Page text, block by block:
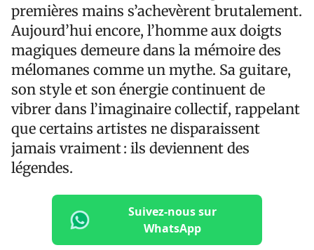
premières mains s’achevèrent brutalement.
Aujourd’hui encore, l’homme aux doigts
magiques demeure dans la mémoire des
mélomanes comme un mythe. Sa guitare,
son style et son énergie continuent de
vibrer dans l’imaginaire collectif, rappelant
que certains artistes ne disparaissent
jamais vraiment : ils deviennent des
légendes.
Suivez-nous sur
WhatsApp